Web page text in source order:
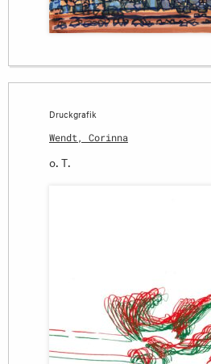
Druckgrafik
Wendt, Corinna
o. T.